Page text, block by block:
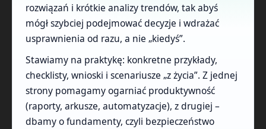
rozwiązań i krótkie analizy trendów, tak abyś
mógł szybciej podejmować decyzje i wdrażać
usprawnienia od razu, a nie „kiedyś”.
Stawiamy na praktykę: konkretne przykłady,
checklisty, wnioski i scenariusze „z życia”. Z jednej
strony pomagamy ogarniać produktywność
(raporty, arkusze, automatyzacje), z drugiej –
dbamy o fundamenty, czyli bezpieczeństwo